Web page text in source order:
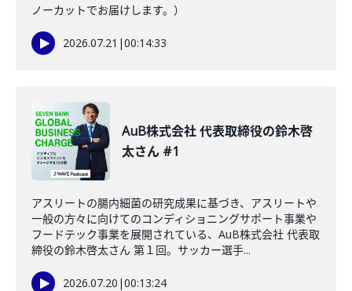
ノーカットでお届けします。）
2026.07.21 |00:14:33
AuB株式会社 代表取締役の鈴木啓
太さん #1
アスリートの腸内細菌の研究成果に基づき、アスリートや
一般の方々に向けてのコンディショニングサポート事業や
フードテック事業を展開されている、AuB株式会社 代表取
締役の鈴木啓太さん 第１回。サッカー選手...
2026.07.20 |00:13:24